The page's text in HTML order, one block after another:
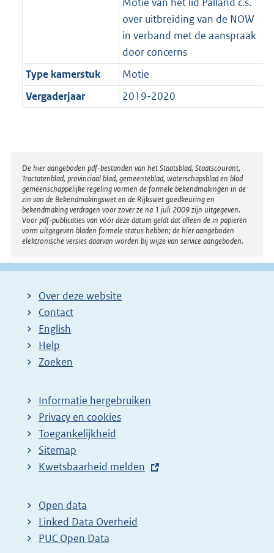
over uitbreiding van de NOW
in verband met de aanspraak
door concerns
Type kamerstuk
Motie
Vergaderjaar
2019-2020
Disclaimer
De hier aangeboden pdf-bestanden van het Staatsblad, Staatscourant,
Tractatenblad, provinciaal blad, gemeenteblad, waterschapsblad en blad
gemeenschappelijke regeling vormen de formele bekendmakingen in de
zin van de Bekendmakingswet en de Rijkswet goedkeuring en
bekendmaking verdragen voor zover ze na 1 juli 2009 zijn uitgegeven.
Voor pdf-publicaties van vóór deze datum geldt dat alleen de in papieren
vorm uitgegeven bladen formele status hebben; de hier aangeboden
elektronische versies daarvan worden bij wijze van service aangeboden.
Over deze website
Contact
English
Help
Zoeken
Informatie hergebruiken
Privacy en cookies
Toegankelijkheid
Sitemap
E
t
e
r
Kwetsbaarheid melden
Open data
Linked Data Overheid
PUC Open Data